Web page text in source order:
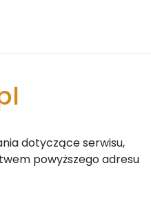
dotyczące serwisu,
powyższego adresu